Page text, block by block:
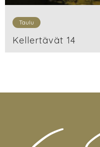
Taulu
Kellertävät 14